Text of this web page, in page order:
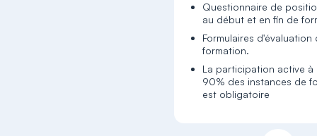
Questionnaire de
au début et en fin de
Formulaires d'évaluation
formation.
La participation active à
90% des instances de
est obligatoire